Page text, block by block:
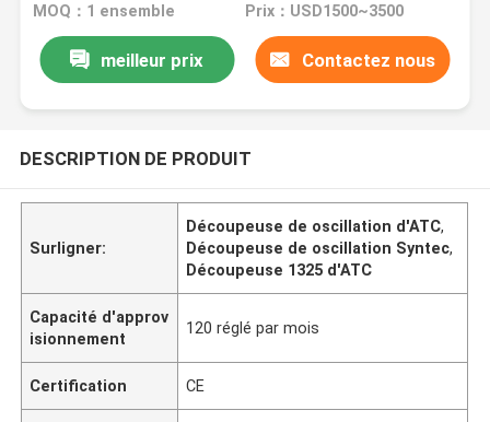
MOQ：1 ensemble Prix：USD1500~3500
meilleur prix Contactez nous
DESCRIPTION DE PRODUIT
Surligner:
Découpeuse de oscillation d'ATC,
Découpeuse de oscillation Syntec,
Découpeuse 1325 d'ATC
Capacité d'approv
isionnement
120 réglé par mois
Certification CE